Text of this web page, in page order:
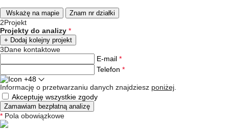
Wskażę na mapie Znam nr działki
2Projekt
Projekty do analizy *
+ Dodaj kolejny projekt
3Dane kontaktowe
E-mail *
Telefon *
+48
Informację o przetwarzaniu danych znajdziesz poniżej
Akceptuję wszystkie zgody
Zamawiam bezpłatną analizę
* Pola obowiązkowe